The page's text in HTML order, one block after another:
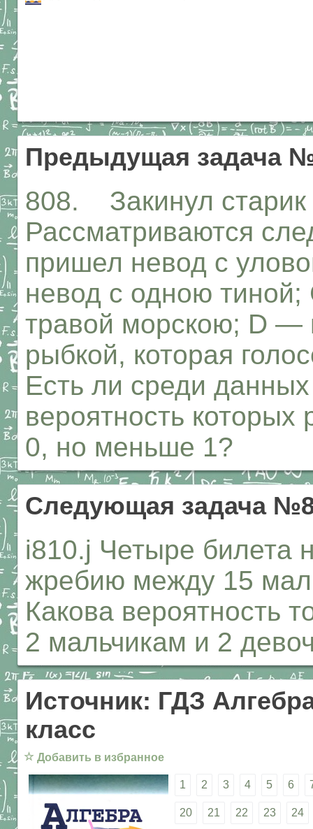
Предыдущая задача
808. Закинул старик
Рассматриваются
пришел невод с
невод с одною
травой морскою; D —
рыбкой, которая
Есть ли среди
вероятность
0, но меньше 1?
Следующая задача
i810.j Четыре билета
жребию между 15
Какова вероятность
2 мальчикам и 2
Источник: ГДЗ
класс
☆ Добавить в избранное
1 2 3 4 5 6
20 21 22 23 24